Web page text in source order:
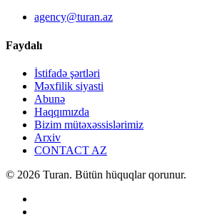
agency@turan.az
Faydalı
İstifadə şərtləri
Məxfilik siyasti
Abunə
Haqqımızda
Bizim mütəxəssislərimiz
Arxiv
CONTACT AZ
© 2026 Turan. Bütün hüquqlar qorunur.